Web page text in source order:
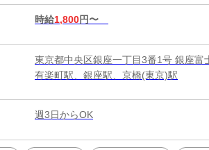
時給1,800円〜
東京都中央区銀座一丁目3番1号 銀座富
有楽町駅、銀座駅、京橋(東京)駅
週3日からOK